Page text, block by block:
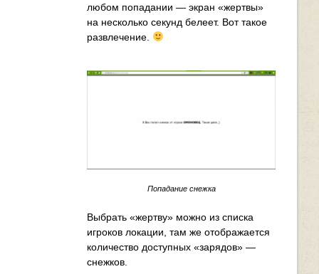
любом попадании — экран «жертвы»
на несколько секунд белеет. Вот такое
развлечение.
Попадание снежка
Выбрать «жертву» можно из списка
игроков локации, там же отображается
количество доступных «зарядов» —
снежков.